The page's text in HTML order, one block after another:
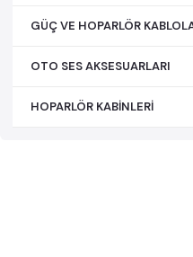
GÜÇ VE HOPARLÖR
OTO SES AKSESUARLARI
HOPARLÖR KABİNLERİ